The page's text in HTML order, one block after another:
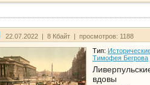
22.07.2022 | 8 Кбайт | просмотров: 1188
Тип:
Тимофея Бегрова
вдовы